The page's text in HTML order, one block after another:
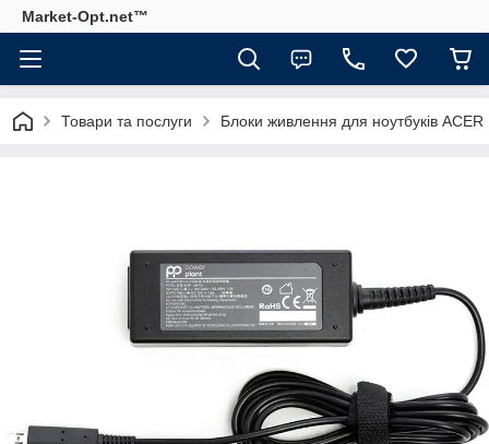
Market-Opt.net™
Товари та послуги Блоки живлення для ноутбуків ACER